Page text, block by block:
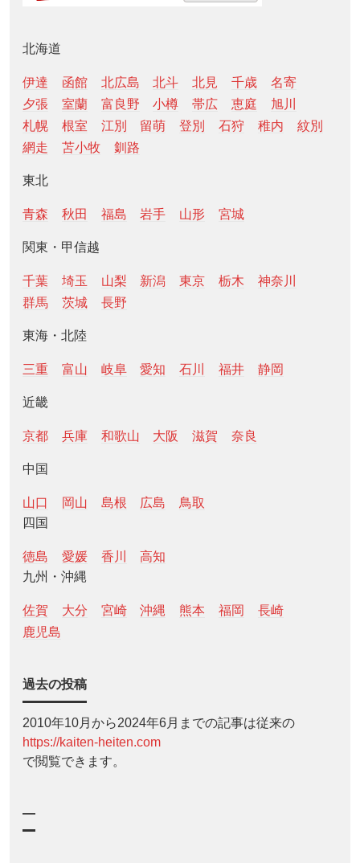
北海道
伊達 函館 北広島 北斗 北見 千歳
名寄
夕張
室蘭 富良野 小樽 帯広 恵庭
旭川
札幌
根室 江別 留萌 登別 石狩 稚内
紋別
網走
苫小牧 釧路
東北
青森 秋田 福島 岩手 山形 宮城
関東・甲信越
千葉 埼玉 山梨 新潟 東京 栃木
神奈川
群馬
茨城 長野
東海・北陸
三重 富山 岐阜 愛知 石川 福井 静岡
近畿
京都 兵庫 和歌山 大阪 滋賀 奈良
中国
山口 岡山 島根 広島
鳥取
四国
徳島 愛媛 香川
高知
九州・沖縄
佐賀 大分 宮崎 沖縄 熊本 福岡
長崎
鹿児島
過去の投稿
2010年10月から2024年6月までの記事は従来の
https://kaiten-heiten.com
で閲覧できます。
—